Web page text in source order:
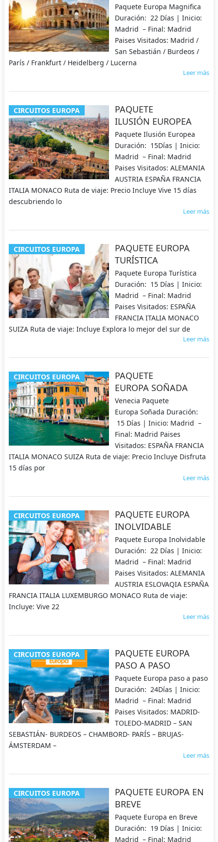
Paquete Europa Magnifica
Duración: 22 Días | Inicio:
Madrid – Final: Madrid
Paises Visitados: Madrid /
San Sebastián / Burdeos /
París / Frankfurt / Heidelberg / Lucerna
Leer más
CIRCUITOS EUROPA
PAQUETE
ILUSIÓN EUROPEA
Paquete Ilusión Europea
Duración: 15Días | Inicio:
Madrid – Final: Madrid
Paises Visitados: ALEMANIA
AUSTRIA ESPAÑA FRANCIA
ITALIA MONACO Ruta de viaje: Precio Incluye Vive 15 días
descubriendo lo
Leer más
CIRCUITOS EUROPA
PAQUETE EUROPA
TURÍSTICA
Paquete Europa Turística
Duración: 15 Días | Inicio:
Madrid – Final: Madrid
Paises Visitados: ESPAÑA
FRANCIA ITALIA MONACO
SUIZA Ruta de viaje: Incluye Explora lo mejor del sur de
Leer más
CIRCUITOS EUROPA
PAQUETE
EUROPA SOÑADA
Venecia Paquete
Europa Soñada Duración:
15 Días | Inicio: Madrid –
Final: Madrid Paises
Visitados: ESPAÑA FRANCIA
ITALIA MONACO SUIZA Ruta de viaje: Precio Incluye Disfruta
15 días por
Leer más
CIRCUITOS EUROPA
PAQUETE EUROPA
INOLVIDABLE
Paquete Europa Inolvidable
Duración: 22 Días | Inicio:
Madrid – Final: Madrid
Paises Visitados: ALEMANIA
AUSTRIA ESLOVAQIA ESPAÑA
FRANCIA ITALIA LUXEMBURGO MONACO Ruta de viaje:
Incluye: Vive 22
Leer más
CIRCUITOS EUROPA
PAQUETE EUROPA
PASO A PASO
Paquete Europa paso a paso
Duración: 24Días | Inicio:
Madrid – Final: Madrid
Paises Visitados: MADRID-
TOLEDO-MADRID – SAN
SEBASTIÁN- BURDEOS – CHAMBORD- PARÍS – BRUJAS-
ÁMSTERDAM –
Leer más
CIRCUITOS EUROPA
PAQUETE EUROPA EN
BREVE
Paquete Europa en Breve
Duración: 19 Días | Inicio:
Madrid – Final: Madrid